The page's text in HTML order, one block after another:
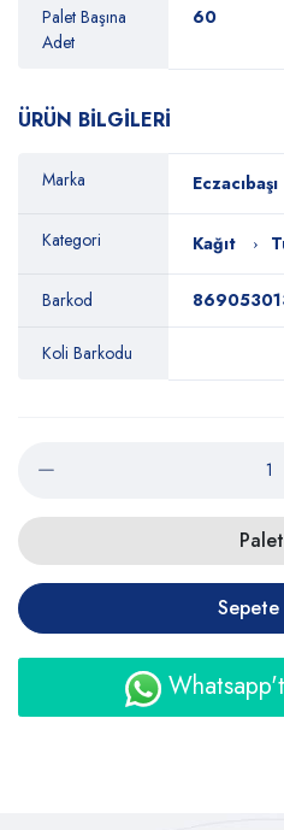
Palet Başına
Adet
60
ÜRÜN BİLGİLERİ
Marka Eczacıbaşı
Kategori Kağıt
Barkod
Koli Barkodu
Palet